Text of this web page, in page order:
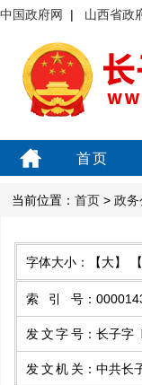
中国政府网 | 山西省政
首页
当前位置： 首页 > 政务
字体大小： 【大】
索引号 ：
发文字号 ： 长子字
发文机关 ： 中共长